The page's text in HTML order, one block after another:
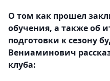
О том как прошел
обучения, а также об
подготовки к сезону
Вениаминович
клуба: